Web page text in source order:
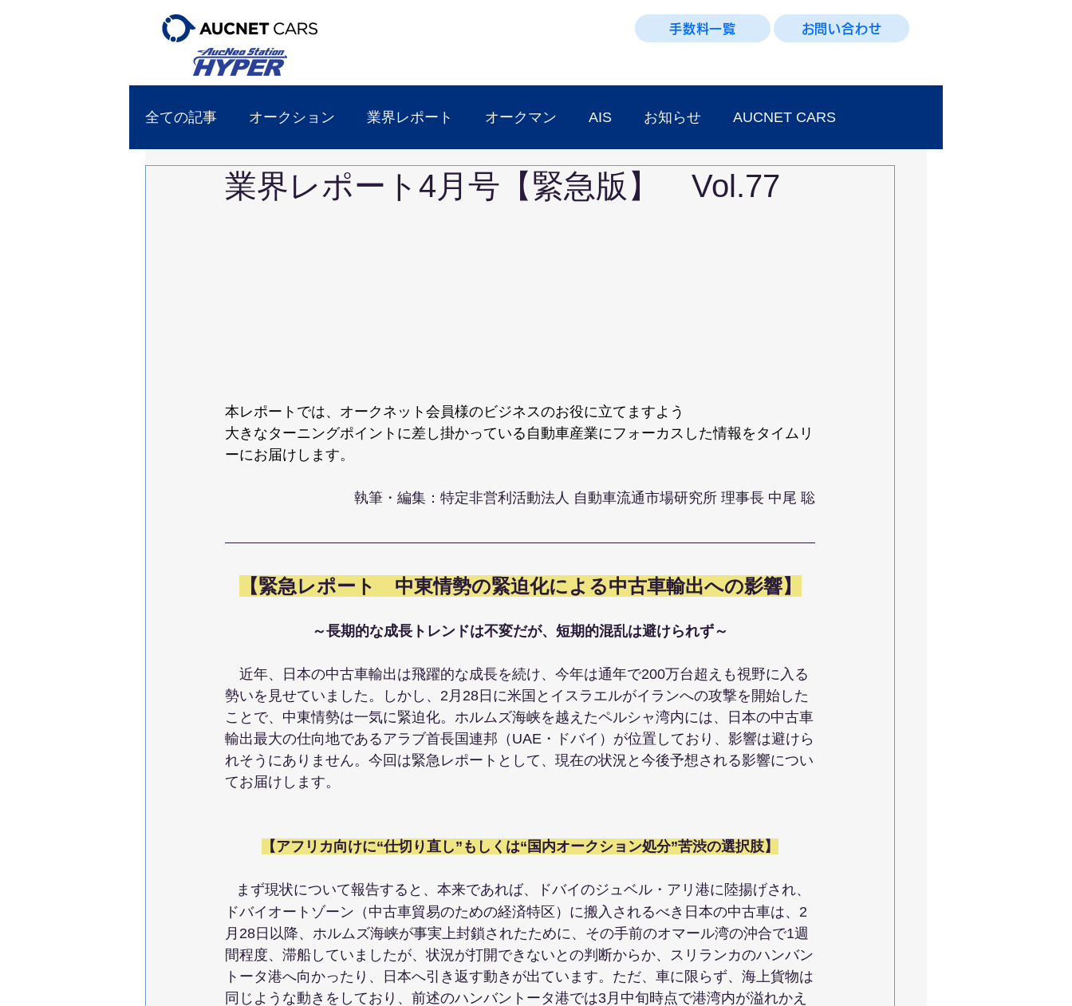
手数料一覧 お問い合わせ
全ての記事 オークション 業界レポート オークマン AIS お知らせ AUCNET CARS
業界レポート4月号【緊急版】 Vol.77
本レポートでは、オークネット会員様のビジネスのお役に立てますよう
大きなターニングポイントに差し掛かっている自動車産業にフォーカスした情報をタイムリ
ーにお届けします。
執筆・編集：特定非営利活動法人 自動車流通市場研究所 理事長 中尾 聡
【緊急レポート　中東情勢の緊迫化による中古車輸出への影響】
～長期的な成長トレンドは不変だが、短期的混乱は避けられず～
近年、日本の中古車輸出は飛躍的な成長を続け、今年は通年で200万台超えも視野に入る
勢いを見せていました。しかし、2月28日に米国とイスラエルがイランへの攻撃を開始した
ことで、中東情勢は一気に緊迫化。ホルムズ海峡を越えたペルシャ湾内には、日本の中古車
輸出最大の仕向地であるアラブ首長国連邦（UAE・ドバイ）が位置しており、影響は避けら
れそうにありません。今回は緊急レポートとして、現在の状況と今後予想される影響につい
てお届けします。
【アフリカ向けに“仕切り直し”もしくは“国内オークション処分”苦渋の選択肢】
まず現状について報告すると、本来であれば、ドバイのジュベル・アリ港に陸揚げされ、
ドバイオートゾーン（中古車貿易のための経済特区）に搬入されるべき日本の中古車は、2
月28日以降、ホルムズ海峡が事実上封鎖されたために、その手前のオマール湾の沖合で1週
間程度、滞船していましたが、状況が打開できないとの判断からか、スリランカのハンバン
トータ港へ向かったり、日本へ引き返す動きが出ています。ただ、車に限らず、海上貨物は
同じような動きをしており、前述のハンバントータ港では3月中旬時点で港湾内が溢れかえ